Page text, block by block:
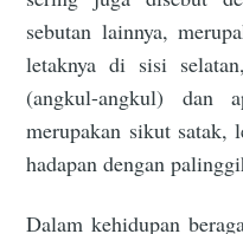
sebutan lainnya,
letaknya di sisi
(angkul-angkul) dan
merupakan sikut satak,
hadapan dengan
Dalam kehidupan